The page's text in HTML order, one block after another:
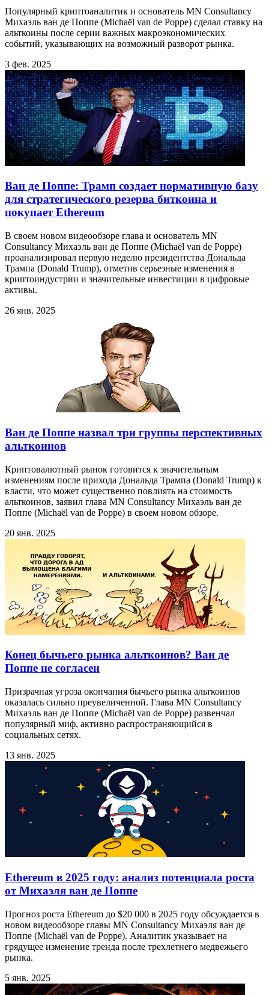
Популярный криптоаналитик и основатель MN Consultancy
Михаэль ван де Поппе (Michaël van de Poppe) сделал ставку на
альткоины после серии важных макроэкономических
событий, указывающих на возможный разворот рынка.
3 фев. 2025
Ван де Поппе: Трамп создает нормативную базу
для стратегического резерва биткоина и
покупает Ethereum
В своем новом видеообзоре глава и основатель MN
Consultancy Михаэль ван де Поппе (Michaël van de Poppe)
проанализировал первую неделю президентства Дональда
Трампа (Donald Trump), отметив серьезные изменения в
криптоиндустрии и значительные инвестиции в цифровые
активы.
26 янв. 2025
Ван де Поппе назвал три группы перспективных
альткоинов
Криптовалютный рынок готовится к значительным
изменениям после прихода Дональда Трампа (Donald Trump) к
власти, что может существенно повлиять на стоимость
альткоинов, заявил глава MN Consultancy Михаэль ван де
Поппе (Michaël van de Poppe) в своем новом обзоре.
20 янв. 2025
Конец бычьего рынка альткоинов? Ван де
Поппе не согласен
Призрачная угроза окончания бычьего рынка альткоинов
оказалась сильно преувеличенной. Глава MN Consultancy
Михаэль ван де Поппе (Michaël van de Poppe) развенчал
популярный миф, активно распространяющийся в
социальных сетях.
13 янв. 2025
Ethereum в 2025 году: анализ потенциала роста
от Михаэля ван де Поппе
Прогноз роста Ethereum до $20 000 в 2025 году обсуждается в
новом видеообзоре главы MN Consultancy Михаэля ван де
Поппе (Michaël van de Poppe). Аналитик указывает на
грядущее изменение тренда после трехлетнего медвежьего
рынка.
5 янв. 2025